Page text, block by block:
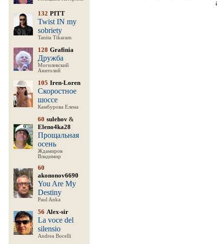
132 PITT
Twist IN my
sobriety
Tanita Tikaram
128 Grafinia
Дружба
Могилевский
Анатолий
105 Iren-Loren
Скоростное
шоссе
Камбурова Елена
60 sulehov &
Eleno4ka28
Прощальная
осень
Ждамиров
Владимир
60
akononov6690
You Are My
Destiny
Paul Anka
56 Alex-sir
La voce del
silensio
Andrea Bocelli